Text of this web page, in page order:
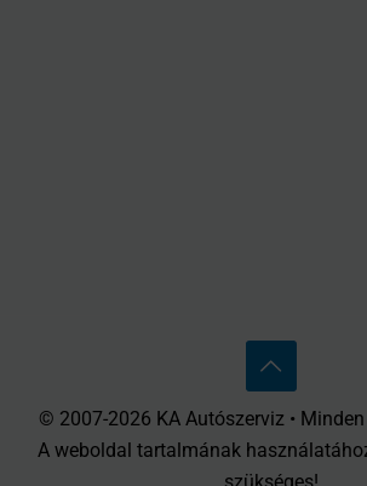
© 2007-2026 KA Autószerviz • Minden
A weboldal tartalmának